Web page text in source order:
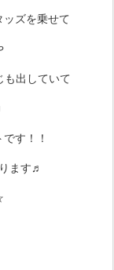
ズを乗せて
も出していて
す！！
ます♬